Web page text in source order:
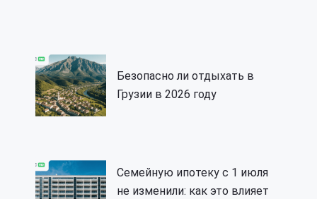
Безопасно ли отдыхать в
Грузии в 2026 году
Семейную ипотеку с 1 июля
не изменили: как это влияет